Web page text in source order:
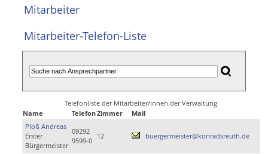
Mitarbeiter
Mitarbeiter-Telefon-Liste
Telefonliste der Mitarbeiter/innen der Verwaltung
Name
TelefonZimmer
Mail
Ploß Andreas
Erster
Bürgermeister
09292
9599-0
12 buergermeister@konradsreuth.de